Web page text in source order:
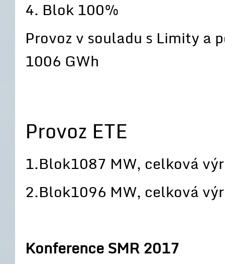
4. Blok 100%
Provoz v souladu s Limity a
1006 GWh
Provoz ETE
1.Blok1087 MW, celková
2.Blok1096 MW, celková
Konference SMR 2017